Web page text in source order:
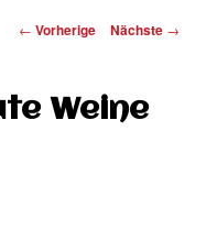
Artikelnavigation
← Vorherige Nächste →
Weine